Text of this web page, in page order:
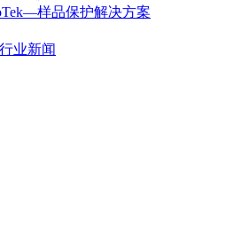
样品保护解决方案
行业新闻